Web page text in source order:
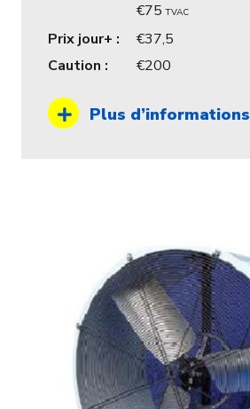
75 TVAC
Prix jour+ :
37,5
Caution :
200
Plus d’informations